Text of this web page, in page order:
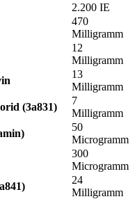
2.200 IE
470
Milligramm
12
Milligramm
13
Milligramm
(3a831)
7
Milligramm
50
Microgramm
300
Microgramm
24
Milligramm